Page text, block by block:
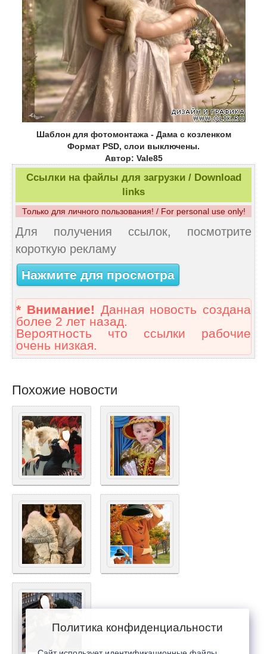
Шаблон для фотомонтажа- Дама с козленком
Формат PSD, слои выключены.
Автор: Vale85
Ссылки на файлы для загрузки / Download
links
Только для личного пользования! / For personal use only!
Для получения ссылок, посмотрите
короткую рекламу
Нажмите для просмотра
* Внимание! Данная новость создана
более 2 лет назад.
Вероятность что ссылки рабочие
очень низкая.
Похожие новости
Политика конфиденциальности